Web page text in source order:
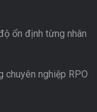
ổn định từng nhân
chuyên nghiệp RPO